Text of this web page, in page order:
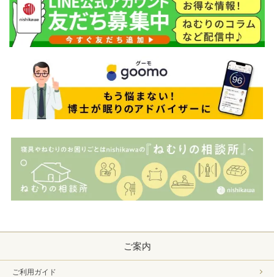
ご案内
ご利用ガイド